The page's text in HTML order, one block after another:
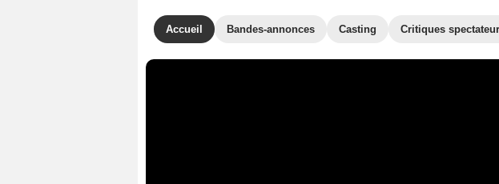
Accueil Bandes-annonces Casting Critiques